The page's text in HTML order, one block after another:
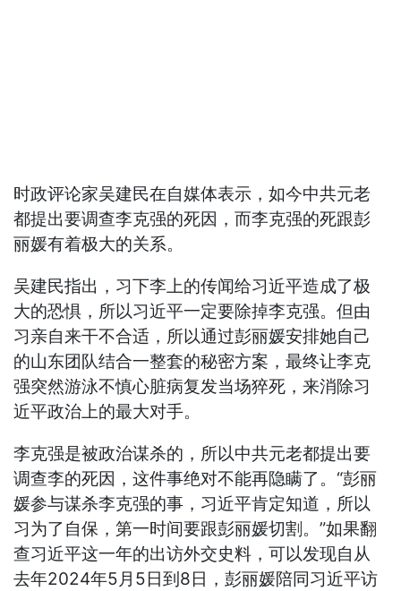
时政评论家吴建民在自媒体表示，如今中共元老
都提出要调查李克强的死因，而李克强的死跟彭
丽媛有着极大的关系。
吴建民指出，习下李上的传闻给习近平造成了极
大的恐惧，所以习近平一定要除掉李克强。但由
习亲自来干不合适，所以通过彭丽媛安排她自己
的山东团队结合一整套的秘密方案，最终让李克
强突然游泳不慎心脏病复发当场猝死，来消除习
近平政治上的最大对手。
李克强是被政治谋杀的，所以中共元老都提出要
调查李的死因，这件事绝对不能再隐瞒了。“彭丽
媛参与谋杀李克强的事，习近平肯定知道，所以
习为了自保，第一时间要跟彭丽媛切割。”如果翻
查习近平这一年的出访外交史料，可以发现自从
去年2024年5月5日到8日，彭丽媛陪同习近平访